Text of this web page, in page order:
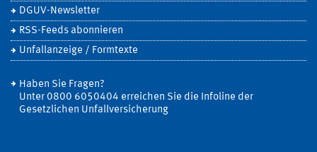
DGUV-Newsletter
RSS-Feeds abonnieren
Unfallanzeige / Formtexte
Haben Sie Fragen?
Unter 0800 6050404 erreichen Sie die Infoline der
Gesetzlichen Unfallversicherung